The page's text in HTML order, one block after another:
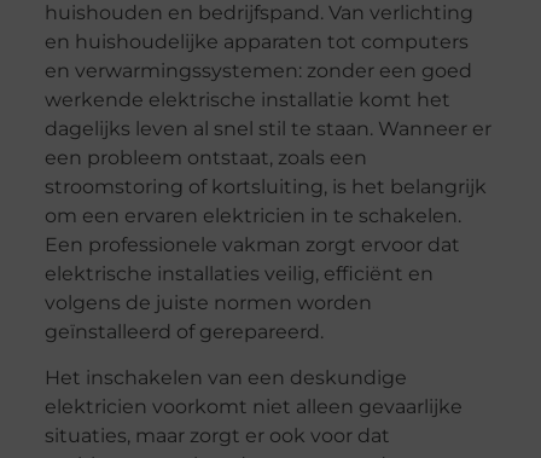
huishouden en bedrijfspand. Van verlichting
en huishoudelijke apparaten tot computers
en verwarmingssystemen: zonder een goed
werkende elektrische installatie komt het
dagelijks leven al snel stil te staan. Wanneer er
een probleem ontstaat, zoals een
stroomstoring of kortsluiting, is het belangrijk
om een ervaren elektricien in te schakelen.
Een professionele vakman zorgt ervoor dat
elektrische installaties veilig, efficiënt en
volgens de juiste normen worden
geïnstalleerd of gerepareerd.
Het inschakelen van een deskundige
elektricien voorkomt niet alleen gevaarlijke
situaties, maar zorgt er ook voor dat